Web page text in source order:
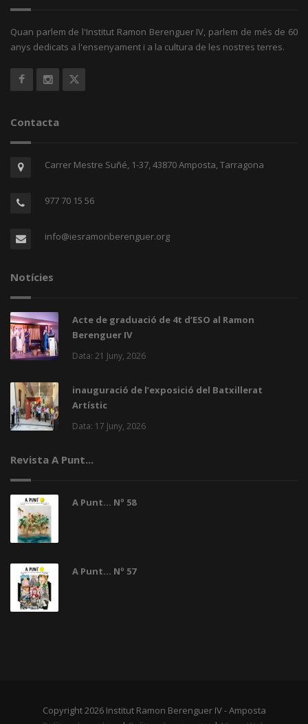
Quan parlem de l'Institut Ramon Berenguer IV, parlem de més de 60
anys dedicats a l'ensenyament i a la cultura de les nostres terres.
Contacta
Carrer Mestre Suñé, 1-37, 43870 Amposta, Tarragona
977 70 15 56
info@iesramonberenguer.org
Notícies
Acte de graduació de 4t d’ESO al Ramon
Berenguer IV
Data: 21 Juny, 2026
inauguració de l’exposició del Batxillerat
Artístic
Data: 17 Juny, 2026
Revista A Punt...
A Punt... Nº 58
A Punt... Nº 57
Copyright 2026 Institut Ramon Berenguer IV - Amposta